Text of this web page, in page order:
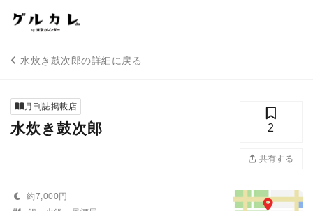
水炊き鼓次郎の詳細に戻る
月刊誌掲載店
水炊き鼓次郎 2
共有する
約7,000円